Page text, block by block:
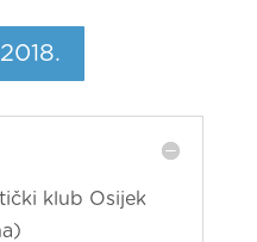
klub Osijek